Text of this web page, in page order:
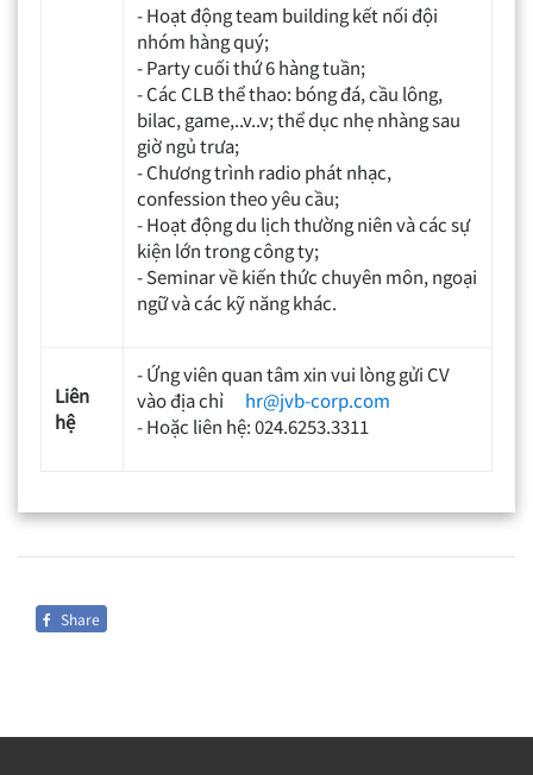
- Hoạt động team building kết nối đội
nhóm hàng quý;
- Party cuối thứ 6 hàng tuần;
- Các CLB thể thao: bóng đá, cầu lông,
bilac, game,..v..v; thể dục nhẹ nhàng sau
giờ ngủ trưa;
- Chương trình radio phát nhạc,
confession theo yêu cầu;
- Hoạt động du lịch thường niên và các sự
kiện lớn trong công ty;
- Seminar về kiến thức chuyên môn, ngoại
ngữ và các kỹ năng khác.
Liên
hệ
- Ứng viên quan tâm xin vui lòng gửi CV
vào địa chỉ
hr@jvb-corp.com
- Hoặc liên hệ: 024.6253.3311
Share